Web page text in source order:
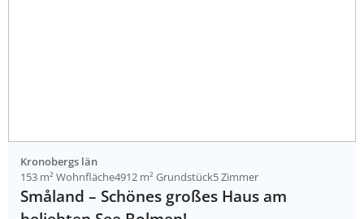
Kronobergs län
153 m² Wohnfläche4912 m² Grundstück5 Zimmer
Småland – Schönes großes Haus am